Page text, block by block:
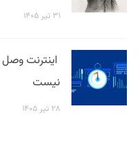
۳۱ تیر ۱۴۰۵
اینترنت
نیست
۲۸ تیر ۱۴۰۵